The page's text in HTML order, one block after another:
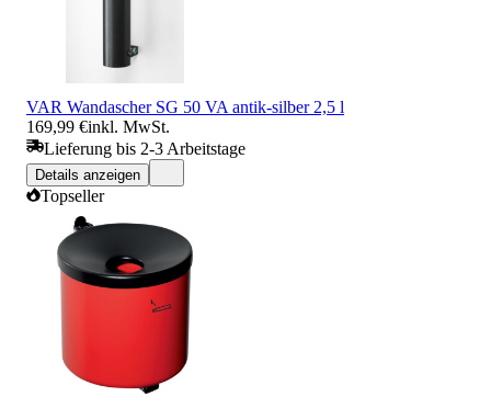
VAR Wandascher SG 50 VA antik-silber 2,5 l
169,99 €inkl. MwSt.
Lieferung bis 2-3 Arbeitstage
Details anzeigen
Topseller